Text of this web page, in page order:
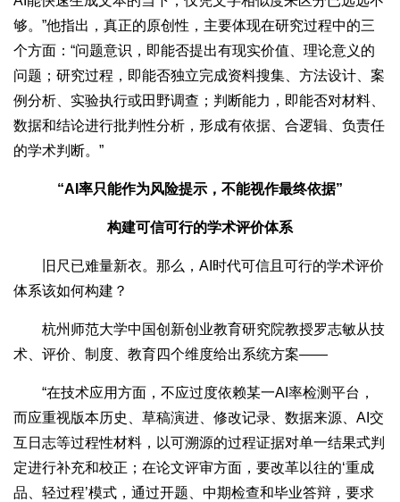
够。”他指出，真正的原创性，主要体现在研究过程中的三
个方面：“问题意识，即能否提出有现实价值、理论意义的
问题；研究过程，即能否独立完成资料搜集、方法设计、案
例分析、实验执行或田野调查；判断能力，即能否对材料、
数据和结论进行批判性分析，形成有依据、合逻辑、负责任
的学术判断。”
“AI率只能作为风险提示，不能视作最终依据”
构建可信可行的学术评价体系
旧尺已难量新衣。那么，AI时代可信且可行的学术评价
体系该如何构建？
杭州师范大学中国创新创业教育研究院教授罗志敏从技
术、评价、制度、教育四个维度给出系统方案——
“在技术应用方面，不应过度依赖某一AI率检测平台，
而应重视版本历史、草稿演进、修改记录、数据来源、AI交
互日志等过程性材料，以可溯源的过程证据对单一结果式判
定进行补充和校正；在论文评审方面，要改革以往的‘重成
品、轻过程’模式，通过开题、中期检查和毕业答辩，要求